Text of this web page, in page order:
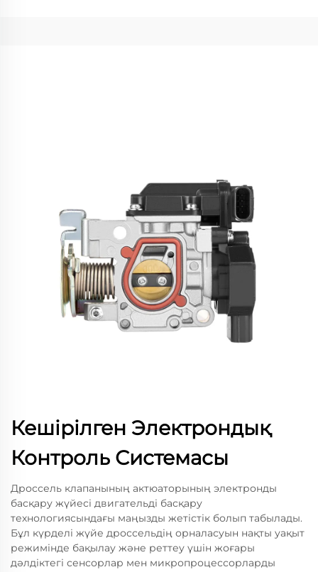
Кешірілген Электрондық
Контроль Системасы
Дроссель клапанының актюаторының электронды
басқару жүйесі двигательді басқару
технологиясындағы маңызды жетістік болып табылады.
Бұл күрделі жүйе дроссельдің орналасуын нақты уақыт
режимінде бақылау және реттеу үшін жоғары
дәлдіктегі сенсорлар мен микропроцессорларды